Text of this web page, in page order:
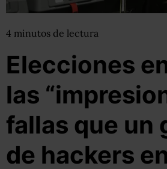
4 minutos de lectura
Elecciones
las
fallas que un
de hackers